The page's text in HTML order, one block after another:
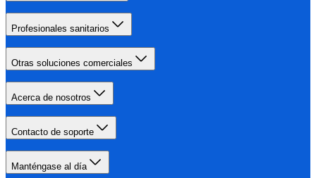
Profesionales sanitarios
Otras soluciones comerciales
Acerca de nosotros
Contacto de soporte
Manténgase al día